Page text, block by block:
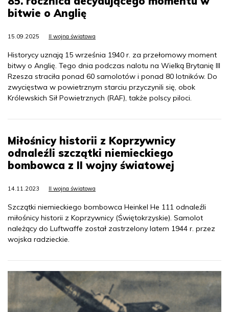
bitwie o Anglię
15.09.2025 II wojna światowa
Historycy uznają 15 września 1940 r. za przełomowy moment
bitwy o Anglię. Tego dnia podczas nalotu na Wielką Brytanię III
Rzesza straciła ponad 60 samolotów i ponad 80 lotników. Do
zwycięstwa w powietrznym starciu przyczynili się, obok
Królewskich Sił Powietrznych (RAF), także polscy piloci.
Miłośnicy historii z Koprzywnicy
odnaleźli szczątki niemieckiego
bombowca z II wojny światowej
14.11.2023 II wojna światowa
Szczątki niemieckiego bombowca Heinkel He 111 odnaleźli
miłośnicy historii z Koprzywnicy (Świętokrzyskie). Samolot
należący do Luftwaffe został zastrzelony latem 1944 r. przez
wojska radzieckie.